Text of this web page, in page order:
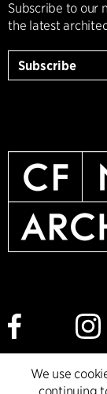
Subscribe to our
the latest
Subscribe
Cookie policy
We use